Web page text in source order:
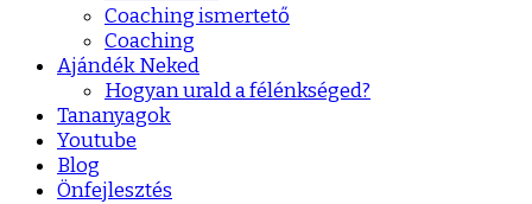
Coaching ismertető
Coaching
Ajándék Neked
Hogyan urald a félénkséged?
Tananyagok
Youtube
Blog
Önfejlesztés